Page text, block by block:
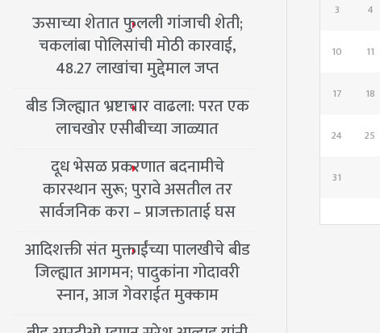
ऊसाच्या शेतात फुलली गांजाची शेती;
चकलांबा पोलिसांची मोठी कारवाई,
48.27 लाखांचा मुद्देमाल जप्त
बीड जिल्ह्यात भ्रष्टाचार वाढला: परत एक
लाचखोर एसीबीच्या जाळ्यात
दूध भेसळ प्रकरणात बदनामीचे
कारस्थान सुरू; पुरावे असतील तर
सार्वजनिक करा – प्राजक्ताताई घस
आदिशक्ती संत मुक्ताईंच्या पालखीचे बीड
जिल्ह्यात आगमन; पादुकांना गोदावरी
स्नान, आज गेवराईत मुक्काम
3 4
10 11
17 18
24 25
31